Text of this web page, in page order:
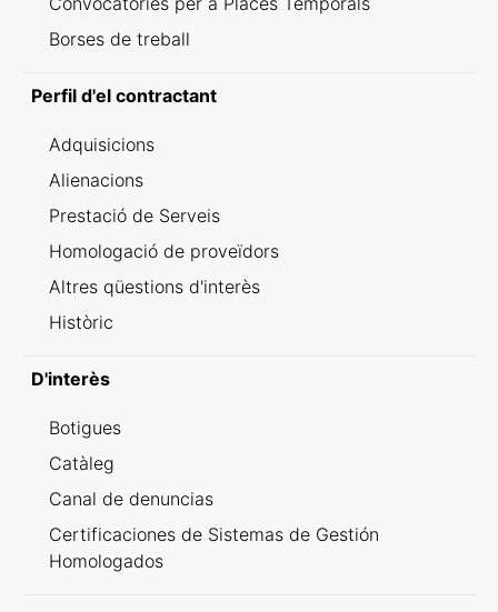
Borses de treball
Perfil d'el contractant
Adquisicions
Alienacions
Prestació de Serveis
Homologació de proveïdors
Altres qüestions d'interès
Històric
D'interès
Botigues
Catàleg
Canal de denuncias
Certificaciones de Sistemas de Gestión
Homologados